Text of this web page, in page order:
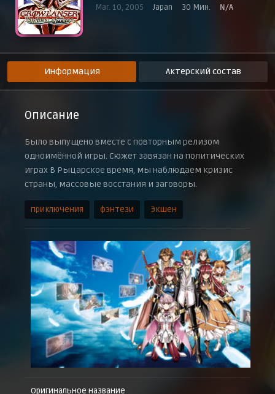
Mar. 10, 2005 Japan 30 Мин. N/A
Информация Актерский состав
Описание
Было выпущено вместе с повторным релизом
одноимённой игры. Сюжет завязан на политических
играх В Рыцарское время, мы наблюдаем кризис
страны, массовые восстания и заговоры.
приключения фэнтези Экшен
Оригинальное название